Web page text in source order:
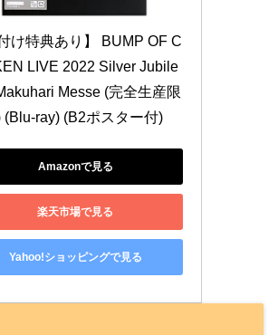
付け特典あり】 BUMP OF C
LIVE 2022 Silver Jubile
Messe (完全生産限
(Blu-ray) (B2ポスター付)
Amazonで見る
楽天市場で見る
Yahoo!ショッピングで見る